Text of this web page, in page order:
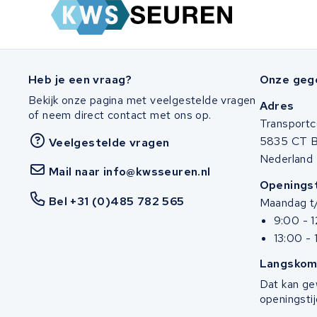
Malaguti
Puch
Heb je een vraag?
Bekijk onze pagina met veelgestelde vragen
of neem direct contact met ons op.
Veelgestelde vragen
Mail naar info@kwsseuren.nl
Bel +31 (0)485 782 565
Onze
Adres
5835 CT
Nederland
Maandag
9:00 -
13:00 -
Dat kan